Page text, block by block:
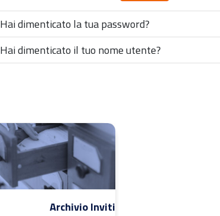
Hai dimenticato la tua password?
Hai dimenticato il tuo nome utente?
Archivio Inviti